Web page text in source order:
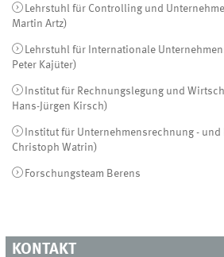
Lehrstuhl für Controlling und
Martin Artz)
Lehrstuhl für Internationale
Peter Kajüter)
Institut für Rechnungslegung und
Hans-Jürgen Kirsch)
Institut für Unternehmensrechnung -
Christoph Watrin)
Forschungsteam Berens
KONTAKT